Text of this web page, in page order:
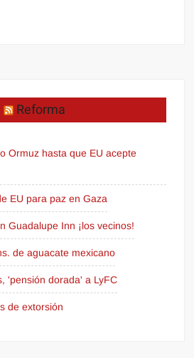
Reforma
Ormuz hasta que EU acepte
EU para paz en Gaza
Guadalupe Inn ¡los vecinos!
de aguacate mexicano
'pensión dorada' a LyFC
de extorsión